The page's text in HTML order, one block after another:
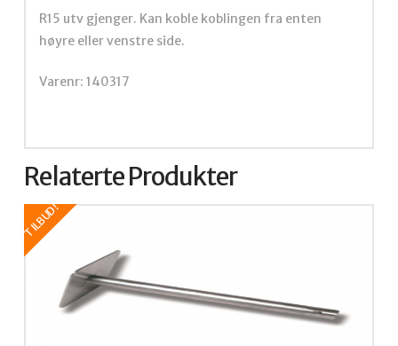
R15 utv gjenger. Kan koble koblingen fra enten
høyre eller venstre side.
Varenr: 140317
Relaterte Produkter
TILBUD!